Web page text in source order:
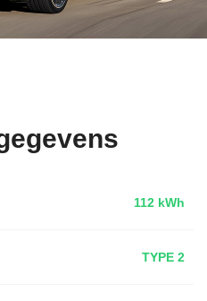
112 kWh
TYPE 2